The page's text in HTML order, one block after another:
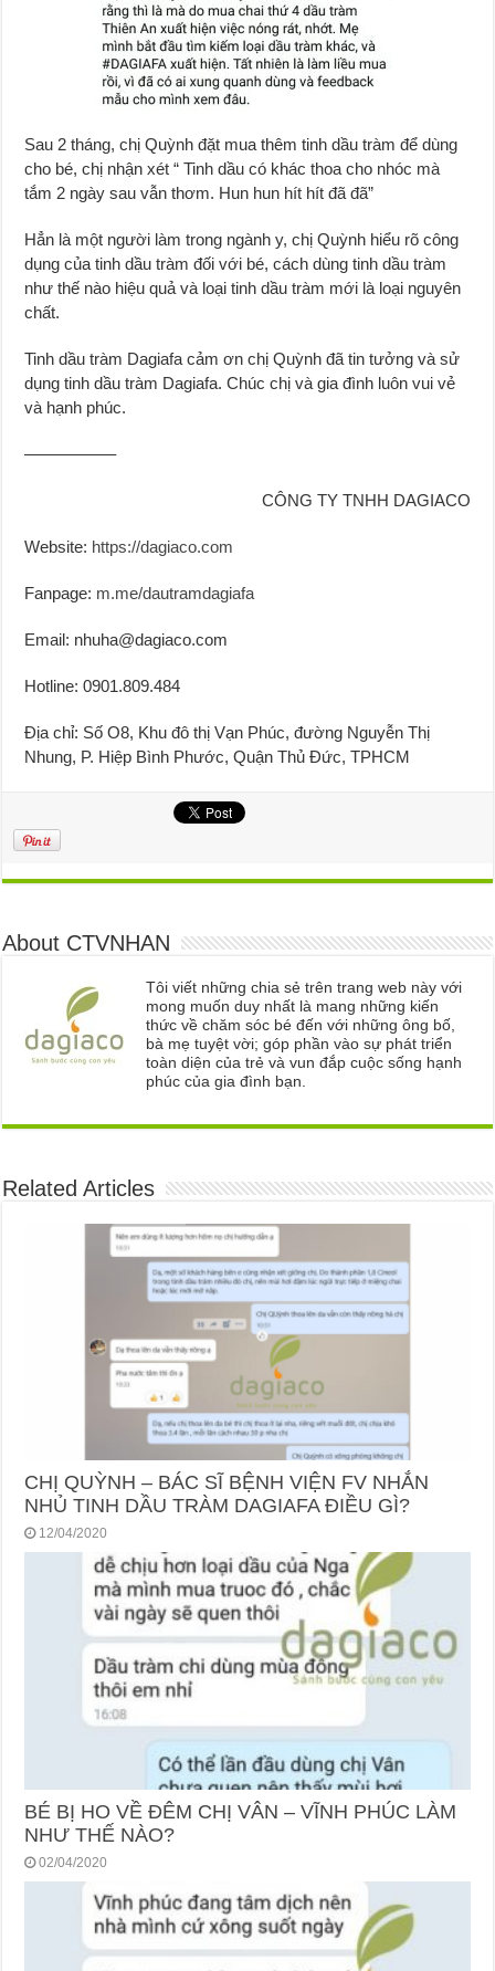
Sau 2 tháng, chị Quỳnh đặt mua thêm tinh dầu tràm để dùng
cho bé, chị nhận xét “ Tinh dầu có khác thoa cho nhóc mà
tắm 2 ngày sau vẫn thơm. Hun hun hít hít đã đã”
Hẳn là một người làm trong ngành y, chị Quỳnh hiểu rõ công
dụng của tinh dầu tràm đối với bé, cách dùng tinh dầu tràm
như thế nào hiệu quả và loại tinh dầu tràm mới là loại nguyên
chất.
Tinh dầu tràm Dagiafa cảm ơn chị Quỳnh đã tin tưởng và sử
dụng tinh dầu tràm Dagiafa. Chúc chị và gia đình luôn vui vẻ
và hạnh phúc.
—————–
CÔNG TY TNHH DAGIACO
Website: https://dagiaco.com
Fanpage: m.me/dautramdagiafa
Email: nhuha@dagiaco.com
Hotline: 0901.809.484
Địa chỉ: Số O8, Khu đô thị Vạn Phúc, đường Nguyễn Thị
Nhung, P. Hiệp Bình Phước, Quận Thủ Đức, TPHCM
About CTVNHAN
Tôi viết những chia sẻ trên trang web này với
mong muốn duy nhất là mang những kiến
thức về chăm sóc bé đến với những ông bố,
bà mẹ tuyệt vời; góp phần vào sự phát triển
toàn diện của trẻ và vun đắp cuộc sống hạnh
phúc của gia đình bạn.
Related Articles
CHỊ QUỲNH – BÁC SĨ BỆNH VIỆN FV NHẮN
NHỦ TINH DẦU TRÀM DAGIAFA ĐIỀU GÌ?
12/04/2020
BÉ BỊ HO VỀ ĐÊM CHỊ VÂN – VĨNH PHÚC LÀM
NHƯ THẾ NÀO?
02/04/2020